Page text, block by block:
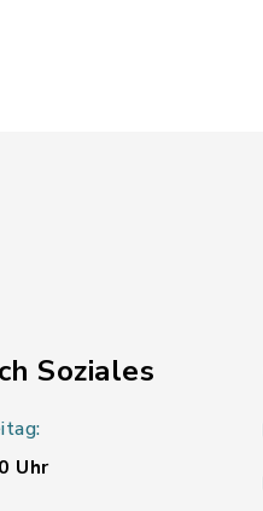
Soziales
Uhr